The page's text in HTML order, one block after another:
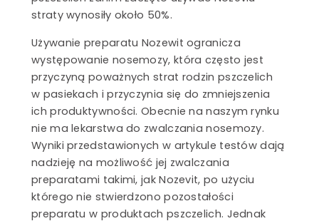
straty wynosiły około 50%.
Używanie preparatu Nozewit ogranicza
występowanie nosemozy, która często jest
przyczyną poważnych strat rodzin pszczelich
w pasiekach i przyczynia się do zmniejszenia
ich produktywności. Obecnie na naszym rynku
nie ma lekarstwa do zwalczania nosemozy.
Wyniki przedstawionych w artykule testów dają
nadzieję na możliwość jej zwalczania
preparatami takimi, jak Nozevit, po użyciu
którego nie stwierdzono pozostałości
preparatu w produktach pszczelich. Jednak